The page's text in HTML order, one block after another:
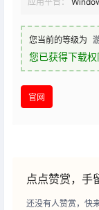
您当前的等级为
您已获得下载权
官网
点点赞赏，手
还没有人赞赏，快